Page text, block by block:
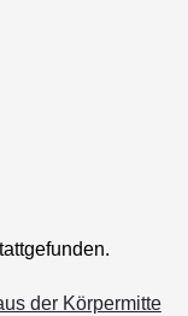
der Körpermitte